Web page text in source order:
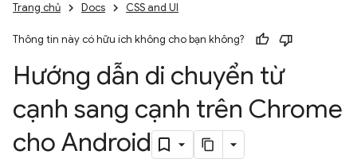
Trang chủ Docs CSS and UI
Thông tin này có hữu ích không cho bạn không?
Hướng dẫn di chuyển từ
cạnh sang cạnh trên Chrome
cho Android